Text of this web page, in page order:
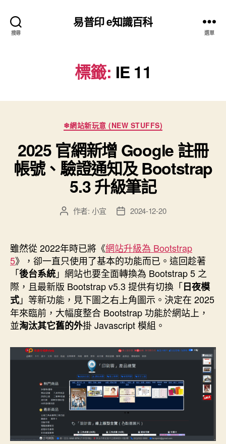
搜尋
易普印 e知識百科
選單
標籤: IE 11
分
類
❄網站新玩意 (NEW STUFFS)
2025 官網新增 Google 註冊
帳號、驗證通知及 Bootstrap
5.3 升級筆記
文
者
作者: 小宜
文
佈
日
期
2024-12-20
雖然從 2022年時已將《網站升級為 Bootstrap
5》，卻一直只使用了基本的功能而已。這回趁著
「後台系統」網站也要全面轉換為 Bootstrap 5 之
際，且最新版 Bootstrap v5.3 提供有切換「日夜模
式」等新功能，見下圖之右上角圖示。決定在 2025
年來臨前，大幅度整合 Bootstrap 功能於網站上，
並淘汰其它舊的外掛 Javascript 模組。